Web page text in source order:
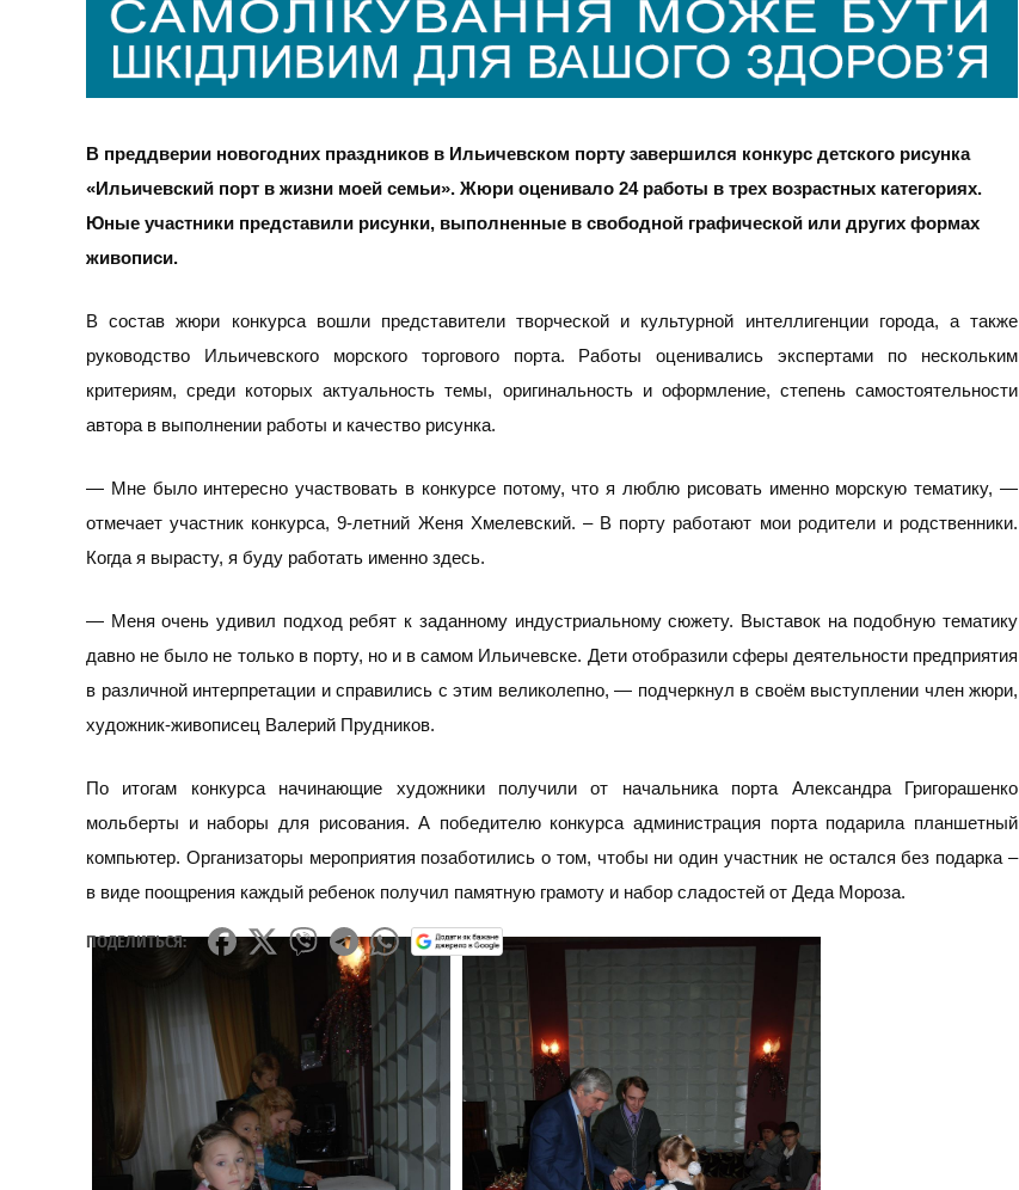
В преддверии новогодних праздников в Ильичевском порту завершился конкурс детского рисунка
«Ильичевский порт в жизни моей семьи». Жюри оценивало 24 работы в трех возрастных категориях.
Юные участники представили рисунки, выполненные в свободной графической или других формах
живописи.
В состав жюри конкурса вошли представители творческой и культурной интеллигенции города, а также
руководство Ильичевского морского торгового порта. Работы оценивались экспертами по нескольким
критериям, среди которых актуальность темы, оригинальность и оформление, степень самостоятельности
автора в выполнении работы и качество рисунка.
— Мне было интересно участвовать в конкурсе потому, что я люблю рисовать именно морскую тематику, —
отмечает участник конкурса, 9-летний Женя Хмелевский. – В порту работают мои родители и родственники.
Когда я вырасту, я буду работать именно здесь.
— Меня очень удивил подход ребят к заданному индустриальному сюжету. Выставок на подобную тематику
давно не было не только в порту, но и в самом Ильичевске. Дети отобразили сферы деятельности предприятия
в различной интерпретации и справились с этим великолепно, — подчеркнул в своём выступлении член жюри,
художник-живописец Валерий Прудников.
По итогам конкурса начинающие художники получили от начальника порта Александра Григорашенко
мольберты и наборы для рисования. А победителю конкурса администрация порта подарила планшетный
компьютер. Организаторы мероприятия позаботились о том, чтобы ни один участник не остался без подарка –
в виде поощрения каждый ребенок получил памятную грамоту и набор сладостей от Деда Мороза.
ПОДЕЛИТЬСЯ: